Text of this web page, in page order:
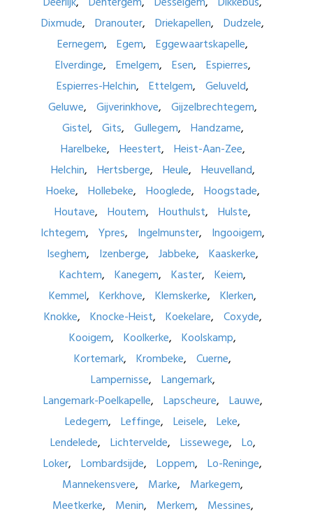
Dixmude
Dranouter Driekapellen
Dudzele
Eernegem
Egem
Eggewaartskapelle
Elverdinge
Emelgem Esen
Espierres
Espierres-Helchin
Ettelgem
Geluveld
Geluwe
Gijverinkhove
Gijzelbrechtegem
Gistel
Gits Gullegem
Handzame
Harelbeke
Heestert
Heist-Aan-Zee
Helchin
Hertsberge Heule
Heuvelland
Hoeke
Hollebeke Hooglede
Hoogstade
Houtave
Houtem Houthulst
Hulste
Ichtegem
Ypres Ingelmunster
Ingooigem
Iseghem
Izenberge Jabbeke
Kaaskerke
Kachtem
Kanegem Kaster
Keiem
Kemmel
Kerkhove Klemskerke
Klerken
Knokke
Knocke-Heist Koekelare
Coxyde
Kooigem
Koolkerke
Koolskamp
Kortemark
Krombeke
Cuerne
Lampernisse
Langemark
Langemark-Poelkapelle
Lapscheure
Lauwe
Ledegem
Leffinge Leisele
Leke
Lendelede
Lichtervelde Lissewege
Lo
Loker
Lombardsijde Loppem
Lo-Reninge
Mannekensvere
Marke
Markegem
Meetkerke
Menin Merkem
Messines